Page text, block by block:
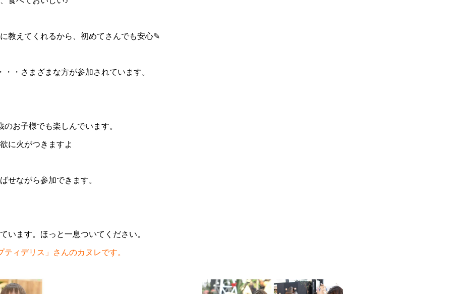
教えてくれるから、初めてさんでも安心✎
・さまざまな方が参加されています。
お子様でも楽しんでいます。
に火がつきますよ
せながら参加できます。
います。ほっと一息ついてください。
ィデリス」さんのカヌレです。